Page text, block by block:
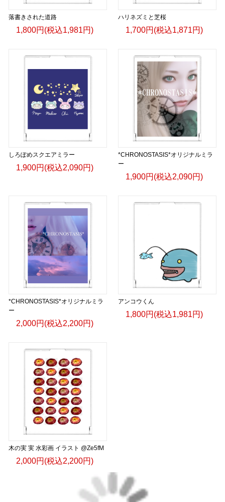
落書きされた道路
1,800円(税込1,981円)
ハリネズミと芝桜
1,700円(税込1,871円)
しろぽめスクエアミラー
1,900円(税込2,090円)
*CHRONOSTASIS*オリジナルミラ
ー
1,900円(税込2,090円)
*CHRONOSTASIS*オリジナルミラ
ー
2,000円(税込2,200円)
アンコウくん
1,800円(税込1,981円)
木の実 実 水彩画 イラスト @Ze5fM
2,000円(税込2,200円)